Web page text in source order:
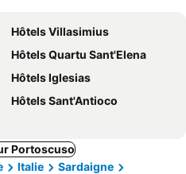
Hôtels Villasimius
Hôtels Quartu Sant'Elena
Hôtels Iglesias
Hôtels Sant'Antioco
Portoscuso
Italie
Sardaigne